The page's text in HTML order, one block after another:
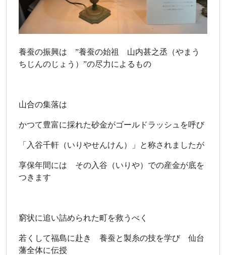
養蚕の振興は ”養蚕の始祖 山内甚之丞（やまう
ちじんのじょう）”の尽力によるもの
山合の集落は
かつて豊富に採れた砂金がゴールドラッシュを呼び
「入谷千軒（いりやせんけん）」と称されましたが
享保年間には その入谷（いりや）での産金が底を
つきます
窮状に追い詰められた町を救うべく
若くして福島に赴き 養蚕と製糸の技を学び 仙台
藩全体に伝授